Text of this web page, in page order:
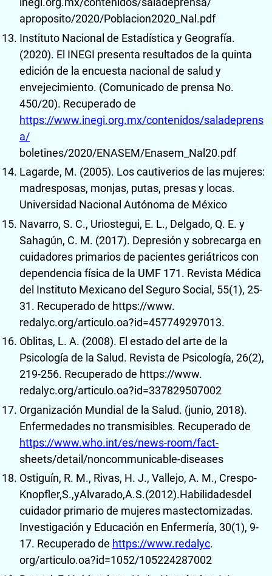
aproposito/2020/Poblacion2020_Nal.pdf
Instituto Nacional de Estadística y Geografía.
(2020). El INEGI presenta resultados de la quinta
edición de la encuesta nacional de salud y
envejecimiento. (Comunicado de prensa No.
450/20). Recuperado de
https://www.inegi.org.mx/contenidos/saladeprens
a/
boletines/2020/ENASEM/Enasem_Nal20.pdf
Lagarde, M. (2005). Los cautiverios de las mujeres:
madresposas, monjas, putas, presas y locas.
Universidad Nacional Autónoma de México
Navarro, S. C., Uriostegui, E. L., Delgado, Q. E. y
Sahagún, C. M. (2017). Depresión y sobrecarga en
cuidadores primarios de pacientes geriátricos con
dependencia física de la UMF 171. Revista Médica
del Instituto Mexicano del Seguro Social, 55(1), 25-
31. Recuperado de https://www.
redalyc.org/articulo.oa?id=457749297013.
Oblitas, L. A. (2008). El estado del arte de la
Psicología de la Salud. Revista de Psicología, 26(2),
219-256. Recuperado de https://www.
redalyc.org/articulo.oa?id=337829507002
Organización Mundial de la Salud. (junio, 2018).
Enfermedades no transmisibles. Recuperado de
https://www.who.int/es/news-room/fact-
sheets/detail/noncommunicable-diseases
Ostiguín, R. M., Rivas, H. J., Vallejo, A. M., Crespo-
Knopfler,S.,yAlvarado,A.S.(2012).Habilidadesdel
cuidador primario de mujeres mastectomizadas.
Investigación y Educación en Enfermería, 30(1), 9-
17. Recuperado de https://www.redalyc.
org/articulo.oa?id=1052/105224287002